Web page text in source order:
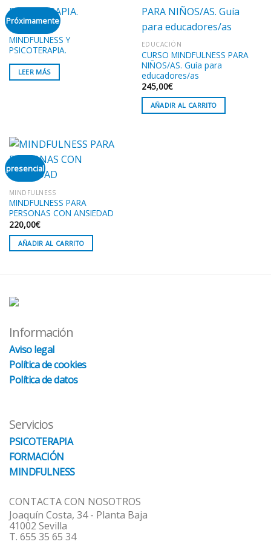
Próximamente
MINDFULNESS
MINDFULNESS Y
PSICOTERAPIA.
LEER MÁS
EDUCACIÓN
CURSO MINDFULNESS PARA
NIÑOS/AS. Guía para
educadores/as
245,00€
AÑADIR AL CARRITO
presencial
MINDFULNESS
MINDFULNESS PARA
PERSONAS CON ANSIEDAD
220,00€
AÑADIR AL CARRITO
Información
Aviso legal
Política de cookies
Política de datos
Servicios
PSICOTERAPIA
FORMACIÓN
MINDFULNESS
CONTACTA CON NOSOTROS
Joaquín Costa, 34 - Planta Baja
41002 Sevilla
T. 655 35 65 34